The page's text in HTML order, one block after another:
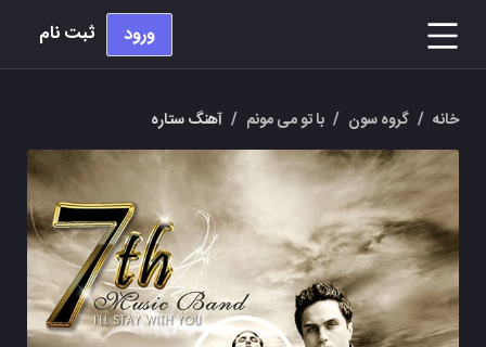
ورود ثبت نام
خانه / گروه سون / با تو می مونم / آهنگ ستاره